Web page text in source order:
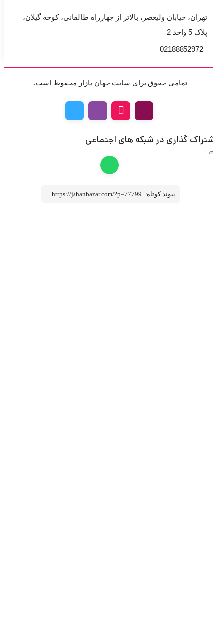
تهران، خیابان ولیعصر، بالاتر از چهارراه طالقانی، کوچه گیلان،
پلاک 5 واحد 2
02188852972
تمامی حقوق برای سایت جهان بازار محفوظ است.
گذاری در شبکه های اجتماعی
پیوند کوتاه: https://jahanbazar.com/?p=77799